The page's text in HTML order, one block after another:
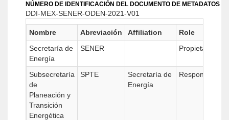
NÚMERO DE IDENTIFICACIÓN DEL DOCUMENTO DE METADATOS
DDI-MEX-SENER-ODEN-2021-V01
Nombre Abreviación Affiliation
Role
Secretaría de
Energía
SENER Propietario
Subsecretaría
de
Planeación y
Transición
Energética
SPTE
Secretaría de
Energía
Responsable